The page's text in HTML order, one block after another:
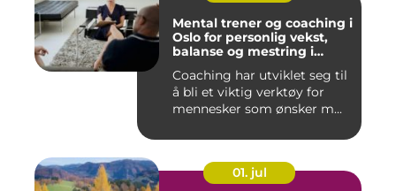
Mental trener og coaching i
Oslo for personlig vekst,
balanse og mestring i
Coaching har utviklet seg til
å bli et viktig verktøy for
mennesker som ønsker m...
01. jul